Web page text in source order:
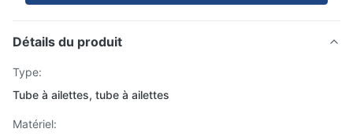
Détails du produit
Type:
Tube à ailettes, tube à ailettes
Matériel: